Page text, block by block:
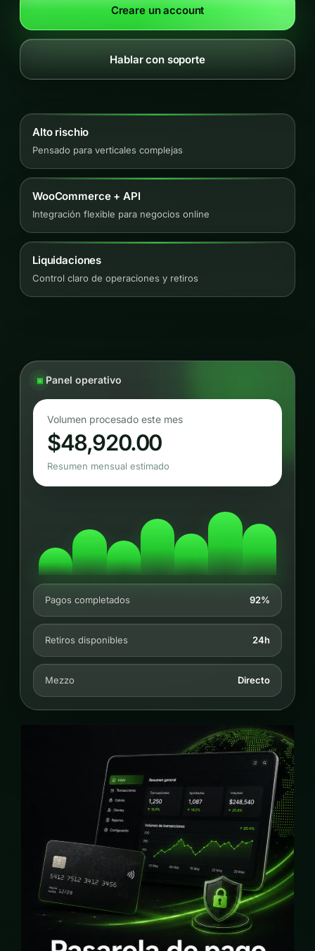
Creare un account
Hablar con soporte
Alto rischio
Pensado para verticales complejas
WooCommerce + API
Integración flexible para negocios online
Liquidaciones
Control claro de operaciones y retiros
Panel operativo
Volumen procesado este mes
$48,920.00
Resumen mensual estimado
Pagos completados 92%
Retiros disponibles 24h
Mezzo Directo